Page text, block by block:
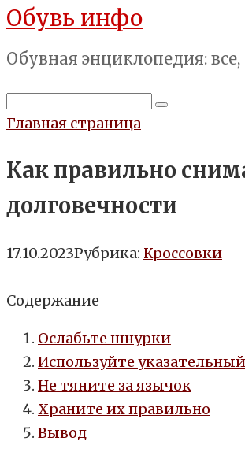
Перейти
контенту
Обувь инфо
Обувная энциклопедия:
Поиск:
Главная страница
Как правильно
долговечности
17.10.2023Рубрика: Кроссовки
Содержание
Ослабьте шнурки
Используйте
Не тяните за язычок
Храните их правильно
Вывод